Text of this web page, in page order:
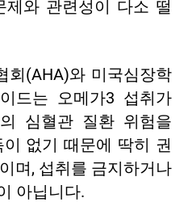
와 관련성이 다소 떨
회(AHA)와 미국심장학
드는 오메가3 섭취가
의 심혈관 질환 위험을
없기 때문에 딱히 권
며, 섭취를 금지하거나
아닙니다.